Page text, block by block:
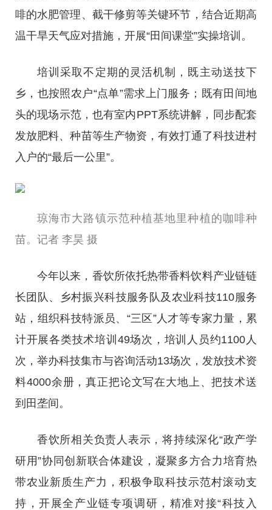
啡的水肥管理、截干修剪等关键环节，结合近期高
温干旱天气应对措施，开展“田间课堂”实操培训。
培训采取不定期的灵活机制，既主动送技下
乡，也按照农户“点单”需求上门服务；既有田间地
头的现场示范，也有室内PPT系统讲解，同步配套
发放肥料、种苗等生产物资，有效打通了科技进村
入户的“最后一公里”。
琼海市大路镇示范种植基地里种植的咖啡种
苗。记者 李昊 摄
今年以来，香饮所依托热带香料饮料产业链链
长团队、乡村振兴科技服务队及农业科技110服务
站，组织科技特派员、“三区”人才等专家力量，累
计开展各类技术培训49场次，培训人员约1100人
次，举办科技集市与咨询活动13场次，发放技术资
料4000余册，真正把论文写在大地上、把技术送
到田垄间。
香饮所相关负责人表示，将持续深化“政产学
研用”协同创新联合体建设，凝聚多方合力培育热
带农业新质生产力，积极争取科技示范村滚动支
持，开展全产业链专项调研，精准对接“科技入